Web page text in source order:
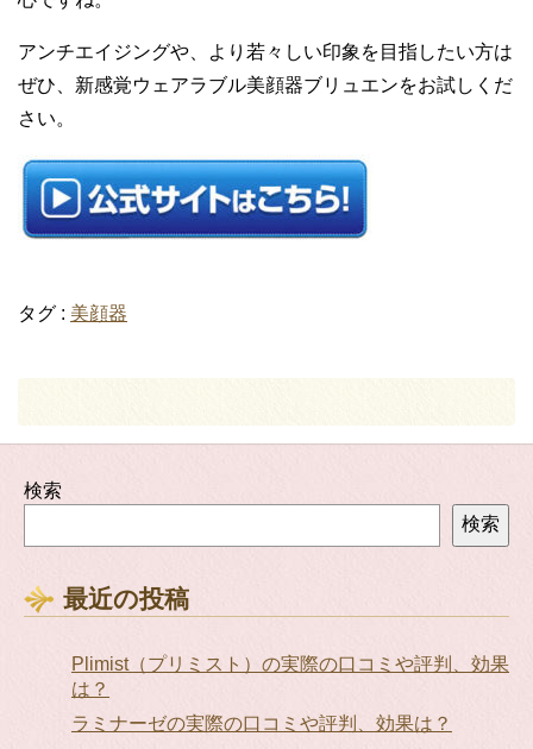
アンチエイジングや
より若々しい印象を目指したい方は
ぜひ、 新感覚ウェアラブル美顔器ブリュエンをお試しくだ
さい。
タグ : 美顔器
検索
検索
最近の投稿
Plimist（プリミスト）の実際の口コミや評判、効果
は？
ラミナーゼの実際の口コミや評判、効果は？